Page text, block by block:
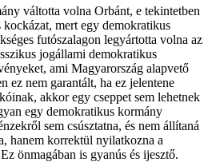
váltotta volna Orbánt, e tekintetben
kockázat, mert egy demokratikus
futószalagon legyártotta volna az
jogállami demokratikus
ami Magyarország alapvető
ez nem garantált, ha ez jelentene
akkor egy cseppet sem lehetnek
egy demokratikus kormány
sem csúsztatna, és nem állítaná
hanem korrektül nyilatkozna a
önmagában is gyanús és ijesztő.